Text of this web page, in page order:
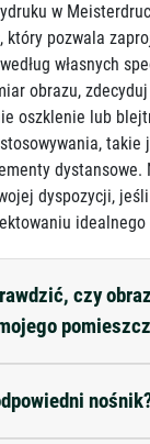
w
który pozwala
własnych
obrazu,
oszklenie lub
takie
dystansowe.
dyspozycji,
idealnego
czy